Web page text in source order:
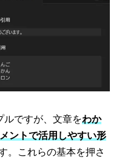
ルですが、文章をわか
ントで活用しやすい形
。これらの基本を押さ